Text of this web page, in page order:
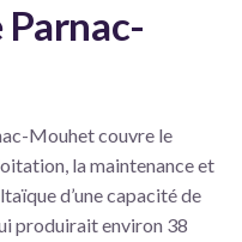
Parnac-
Mouhet couvre le
la maintenance et
d’une capacité de
produirait environ 38